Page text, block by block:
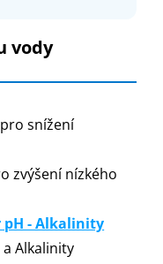
vody
snížení
zvýšení nízkého
- Alkalinity
Alkalinity